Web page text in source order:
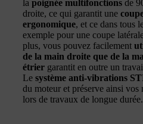
la poignée multifonctions de
droite, ce qui garantit une
ergonomique, et ce dans tous
exemple pour une coupe
plus, vous pouvez facilement
de la main droite que de la
étrier garantit en outre un
Le système anti-vibrations
du moteur et préserve ainsi vos
lors de travaux de longue durée.